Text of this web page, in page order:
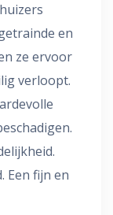
en
ze ervoor
verloopt.
Een fijn en